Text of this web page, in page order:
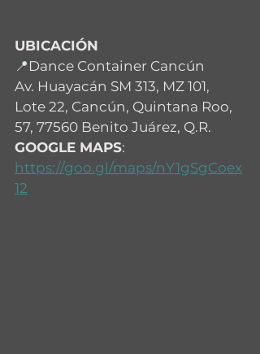
UBICACIÓN
📍Dance Container Cancún
Av. Huayacán SM 313, MZ 101,
Lote 22, Cancún, Quintana Roo,
57, 77560 Benito Juárez, Q.R.
GOOGLE MAPS:
https://goo.gl/maps/nY1gSgCoex
12